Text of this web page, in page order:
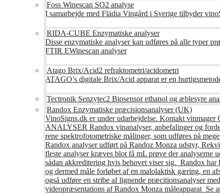
Foss Winescan SO2 analyse
I samarbejde med Flädia Vingård i Sverige tilbyder
RIDA-CUBE Enzymatiske analyser
Disse enzymatiske analyser kan udføres på alle typer
FTIR EWinescan analyser
Atago Brix/Acid2 refraktometri/acidometri
ATAGO’s digitale Brix/Acid apparat er en
Tectronik Senzytec2 Biosensor ethanol og æblesyre
Randox Enzymatiske præcisionsanalyser (UK)
VinoSigns.dk er under udarbejdelse. Kontakt
ANALYSER Randox vinanalyser, anbefalinger og
rene spektrofotometriske målinger, som udføres på
Randox analyser udført på Randoz Monza udstyr,
fleste analyser kræves blot få mL prøve der analyserne
sådan akkreditering hvis behovet viser sig. Randox
og dermed måle forløbet af en malolaktisk gæring, en
også udføre en stribe af lignende præcitionsanalyser
videopræsentations af Randox Monza måleapparat